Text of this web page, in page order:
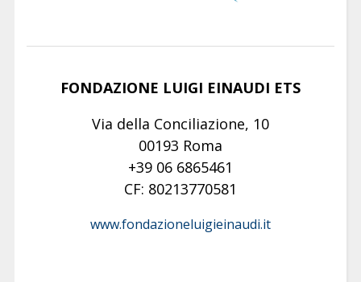
FONDAZIONE LUIGI EINAUDI ETS
Via della Conciliazione, 10
00193 Roma
+39 06 6865461
CF: 80213770581
www.fondazioneluigieinaudi.it